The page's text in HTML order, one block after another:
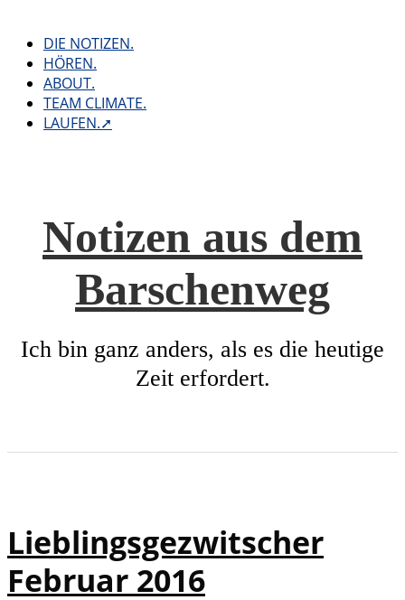
contentDIE NOTIZEN.
HÖREN.
ABOUT.
TEAM CLIMATE.
LAUFEN.➚
Notizen aus dem
Barschenweg
Ich bin ganz anders, als es die heutige
Zeit erfordert.
Lieblingsgezwitscher
Februar 2016